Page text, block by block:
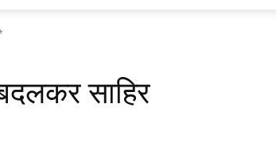
साहिर